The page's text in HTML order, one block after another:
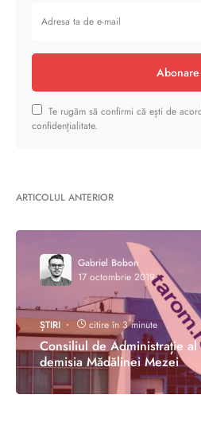
Abonare
Te rugăm să confirmi că ești de
confidențialitate.
ARTICOLUL ANTERIOR
Gabriel Bobon
17 octombrie 2019
ȘTIRI citire în 3 minute
Consiliul de Administrație al
demisia Mădălinei Mezei